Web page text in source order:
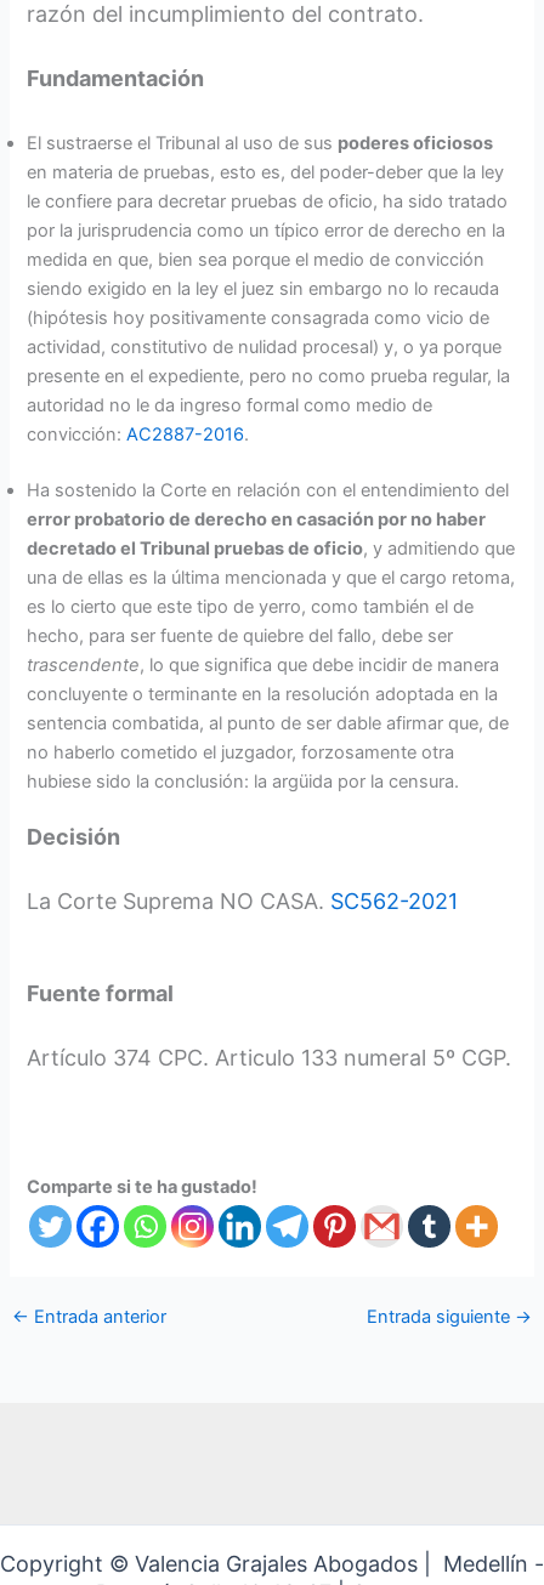
razón del incumplimiento del contrato.
Fundamentación
El sustraerse el Tribunal al uso de sus poderes oficiosos
en materia de pruebas, esto es, del poder-deber que la ley
le confiere para decretar pruebas de oficio, ha sido tratado
por la jurisprudencia como un típico error de derecho en la
medida en que, bien sea porque el medio de convicción
siendo exigido en la ley el juez sin embargo no lo recauda
(hipótesis hoy positivamente consagrada como vicio de
actividad, constitutivo de nulidad procesal) y, o ya porque
presente en el expediente, pero no como prueba regular, la
autoridad no le da ingreso formal como medio de
convicción:AC2887-2016.
Ha sostenido la Corte en relación con el entendimiento del
error probatorio de derecho en casación por no haber
decretado el Tribunal pruebas de oficio, y admitiendo que
una de ellas es la última mencionada y que el cargo retoma,
es lo cierto que este tipo de yerro, como también el de
hecho, para ser fuente de quiebre del fallo, debe ser
trascendente, lo que significa que debe incidir de manera
concluyente o terminante en la resolución adoptada en la
sentencia combatida, al punto de ser dable afirmar que, de
no haberlo cometido el juzgador, forzosamente otra
hubiese sido la conclusión: la argüida por la censura.
Decisión
La Corte Suprema NO CASA. SC562-2021
Fuente formal
Artículo 374 CPC. Articulo 133 numeral 5º CGP.
Comparte si te ha gustado!
← Entrada anterior Entrada siguiente →
Copyright © Valencia Grajales Abogados | Medellín -